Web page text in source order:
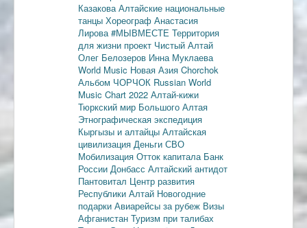
КазаковаАлтайские национальные
танцы Хореограф Анастасия
Лирова#МЫВМЕСТЕ Территория
для жизни проект Чистый Алтай
Олег Белозеров Инна Муклаева
World Music Новая Азия Chorchok
Альбом ЧОРЧОК Russian World
Music Chart 2022 Алтай-кижи
Тюркский мир Большого Алтая
Этнографическая экспедиция
Кыргызы и алтайцы Алтайская
цивилизация Деньги СВО
Мобилизация Отток капитала Банк
России Донбасс Алтайский антидот
Пантовитал Центр развития
Республики Алтай Новогодние
подарки Авиарейсы за рубеж Визы
Афганистан Туризм при талибах